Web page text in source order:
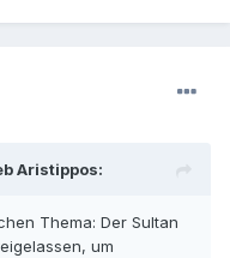
Aristippos:
Thema: Der Sultan
um